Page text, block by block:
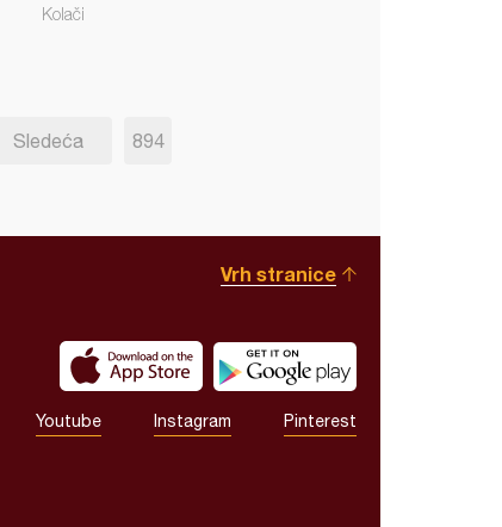
Kolači
Sledeća 894
Vrh stranice
Youtube Instagram Pinterest